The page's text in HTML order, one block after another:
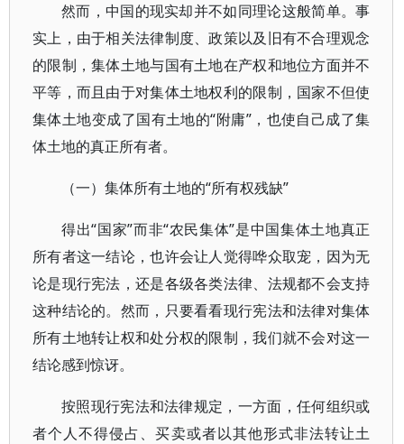
然而，中国的现实却并不如同理论这般简单。事
实上，由于相关法律制度、政策以及旧有不合理观念
的限制，集体土地与国有土地在产权和地位方面并不
平等，而且由于对集体土地权利的限制，国家不但使
集体土地变成了国有土地的“附庸”，也使自己成了集
体土地的真正所有者。
（一）集体所有土地的“所有权残缺”
得出“国家”而非“农民集体”是中国集体土地真正
所有者这一结论，也许会让人觉得哗众取宠，因为无
论是现行宪法，还是各级各类法律、法规都不会支持
这种结论的。然而，只要看看现行宪法和法律对集体
所有土地转让权和处分权的限制，我们就不会对这一
结论感到惊讶。
按照现行宪法和法律规定，一方面，任何组织或
者个人不得侵占、买卖或者以其他形式非法转让土